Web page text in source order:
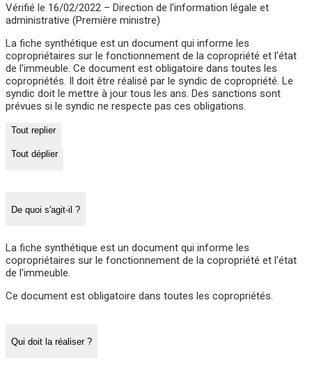
Vérifié le 16/02/2022 – Direction de l'information légale et
administrative (Première ministre)
La fiche synthétique est un document qui informe les
copropriétaires sur le fonctionnement de la copropriété et l'état
de l'immeuble. Ce document est obligatoire dans toutes les
copropriétés. Il doit être réalisé par le syndic de copropriété. Le
syndic doit le mettre à jour tous les ans. Des sanctions sont
prévues si le syndic ne respecte pas ces obligations.
Tout replier
Tout déplier
De quoi s'agit-il ?
La fiche synthétique est un document qui informe les
copropriétaires sur le fonctionnement de la copropriété et l'état
de l'immeuble.
Ce document est obligatoire dans toutes les copropriétés.
Qui doit la réaliser ?